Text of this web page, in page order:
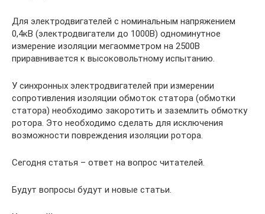
Для электродвигателей с номинальным на­пряжением
0,4кВ (электродвигатели до 1000В) одноминутное
измерение изоляции мегаомметром на 2500В
приравнивается к высоковольтному испытанию.
У синхронных электродвигателей при изме­рении
сопротивления изоляции обмоток статора (обмотки
статора) необходимо закоротить и за­землить обмотку
ротора. Это необходимо сделать для исключения
возможности повреждения изо­ляции ротора.
Сегодня статья – ответ на вопрос читателей.
Будут вопросы будут и новые статьи.